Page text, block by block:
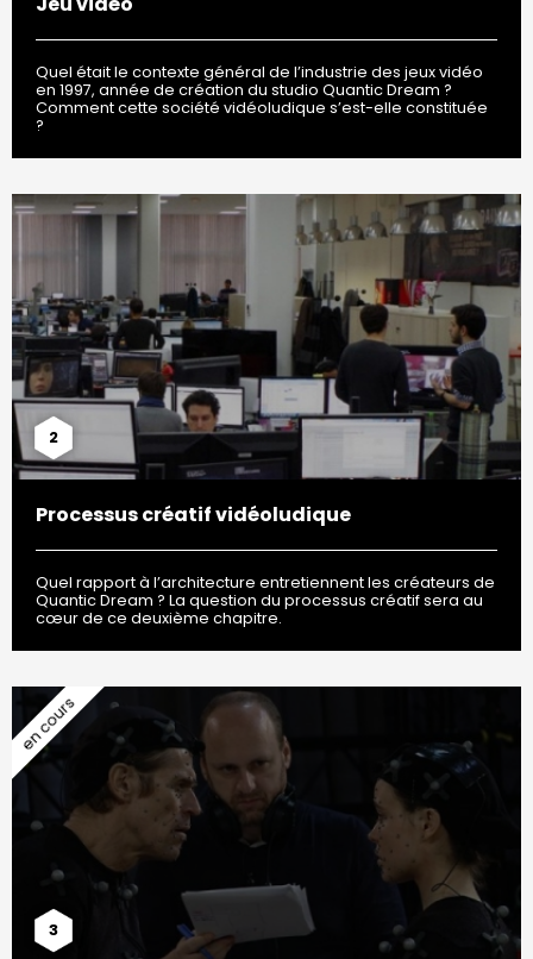
Quel était le contexte général de l’industrie des jeux vidéo
en 1997, année de création du studio Quantic Dream ?
Comment cette société vidéoludique s’est-elle constituée
?
2
Processus créatif vidéoludique
Quel rapport à l’architecture entretiennent les créateurs de
Quantic Dream ? La question du processus créatif sera au
cœur de ce deuxième chapitre.
3